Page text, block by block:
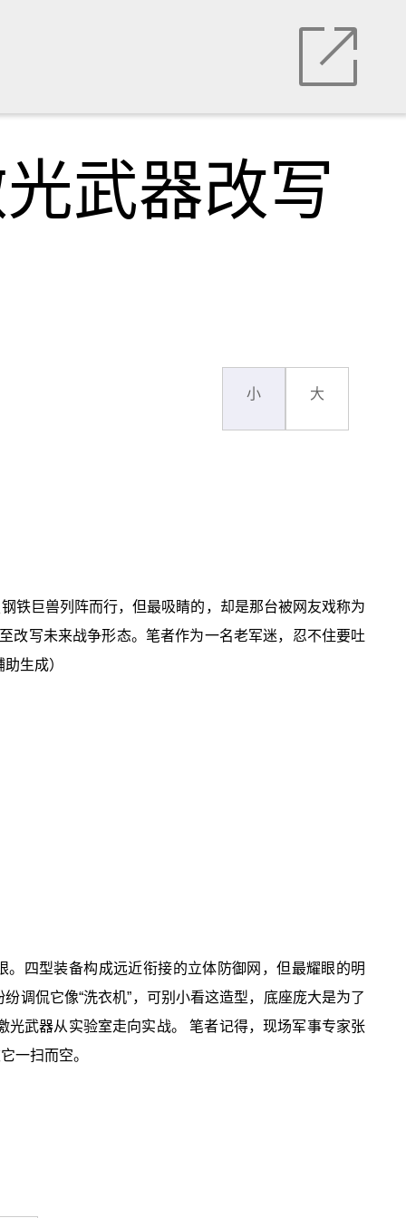
武器改写
小 大
铁巨兽列阵而行，但最吸睛的，却是那台被网友戏称为
改写未来战争形态。笔者作为一名老军迷，忍不住要吐
生成）
四型装备构成远近衔接的立体防御网，但最耀眼的明
侃它像“洗衣机”，可别小看这造型，底座庞大是为了
武器从实验室走向实战。 笔者记得，现场军事专家张
一扫而空。